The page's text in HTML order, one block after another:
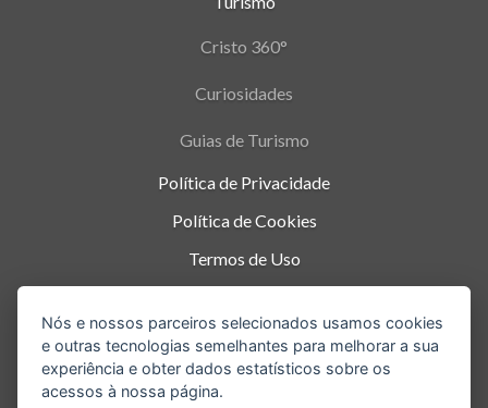
Cristo 360°
Curiosidades
Guias de Turismo
Política de Privacidade
Política de Cookies
Termos de Uso
Rio de Janeiro-RJ
Nós e nossos parceiros selecionados usamos cookies
e outras tecnologias semelhantes para melhorar a sua
experiência e obter dados estatísticos sobre os
acessos à nossa página.